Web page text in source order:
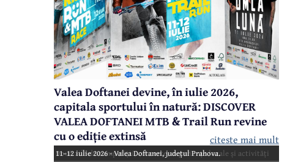
Valea Doftanei devine, în iulie 2026,
capitala sportului în natură: DISCOVER
VALEA DOFTANEI MTB & Trail Run revine
cu o ediție extinsă
Două zile de competiții, concerte, experiențe locale și activități
11–12 iulie 2026 - Valea Doftanei, județul Prahova.
citeste mai mult